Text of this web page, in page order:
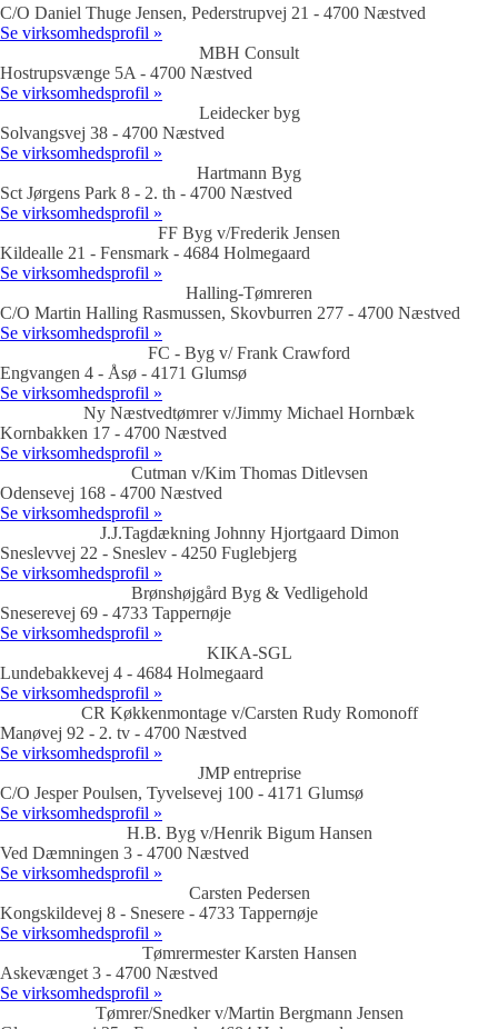
C/O Daniel Thuge Jensen, Pederstrupvej 21 - 4700 Næstved
Se virksomhedsprofil »
MBH Consult
Hostrupsvænge 5A - 4700 Næstved
Se virksomhedsprofil »
Leidecker byg
Solvangsvej 38 - 4700 Næstved
Se virksomhedsprofil »
Hartmann Byg
Sct Jørgens Park 8 - 2. th - 4700 Næstved
Se virksomhedsprofil »
FF Byg v/Frederik Jensen
Kildealle 21 - Fensmark - 4684 Holmegaard
Se virksomhedsprofil »
Halling-Tømreren
C/O Martin Halling Rasmussen, Skovburren 277 - 4700 Næstved
Se virksomhedsprofil »
FC - Byg v/ Frank Crawford
Engvangen 4 - Åsø - 4171 Glumsø
Se virksomhedsprofil »
Ny Næstvedtømrer v/Jimmy Michael Hornbæk
Kornbakken 17 - 4700 Næstved
Se virksomhedsprofil »
Cutman v/Kim Thomas Ditlevsen
Odensevej 168 - 4700 Næstved
Se virksomhedsprofil »
J.J.Tagdækning Johnny Hjortgaard Dimon
Sneslevvej 22 - Sneslev - 4250 Fuglebjerg
Se virksomhedsprofil »
Brønshøjgård Byg & Vedligehold
Sneserevej 69 - 4733 Tappernøje
Se virksomhedsprofil »
KIKA-SGL
Lundebakkevej 4 - 4684 Holmegaard
Se virksomhedsprofil »
CR Køkkenmontage v/Carsten Rudy Romonoff
Manøvej 92 - 2. tv - 4700 Næstved
Se virksomhedsprofil »
JMP entreprise
C/O Jesper Poulsen, Tyvelsevej 100 - 4171 Glumsø
Se virksomhedsprofil »
H.B. Byg v/Henrik Bigum Hansen
Ved Dæmningen 3 - 4700 Næstved
Se virksomhedsprofil »
Carsten Pedersen
Kongskildevej 8 - Snesere - 4733 Tappernøje
Se virksomhedsprofil »
Tømrermester Karsten Hansen
Askevænget 3 - 4700 Næstved
Se virksomhedsprofil »
Tømrer/Snedker v/Martin Bergmann Jensen